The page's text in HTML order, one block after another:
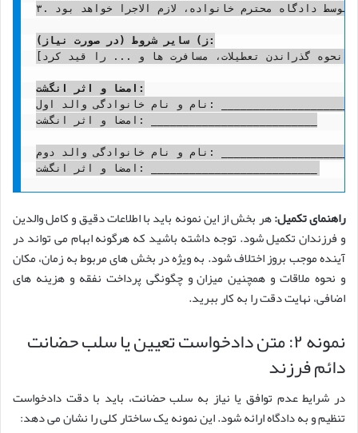
۳. این توافقنامه پس از تأیید نهایی توسط دادگاه محترم خانواده، لازم الاجرا خواهد بود.
ز) سایر شروط (در صورت نیاز):
امضا و اثر انگشت:
نام و نام خانوادگی والد اول: __________________________
امضا و اثر انگشت: __________________________
نام و نام خانوادگی والد دوم: __________________________
راهنمای تکمیل:هر بخش از این نمونه باید با اطلاعات دقیق و کامل والدین
و فرزندان تکمیل شود. توجه داشته باشید که هرگونه ابهام می تواند در
آینده موجب بروز اختلاف شود. به ویژه در بخش های مربوط به زمان، مکان
و نحوه ملاقات و همچنین میزان و چگونگی پرداخت نفقه و هزینه های
اضافی، نهایت دقت را به کار ببرید.
نمونه ۲: متن دادخواست تعیین یا سلب حضانت
دائم فرزند
در شرایط عدم توافق یا نیاز به سلب حضانت، باید با دقت دادخواست
تنظیم و به دادگاه ارائه شود. این نمونه یک ساختار کلی را نشان می دهد: